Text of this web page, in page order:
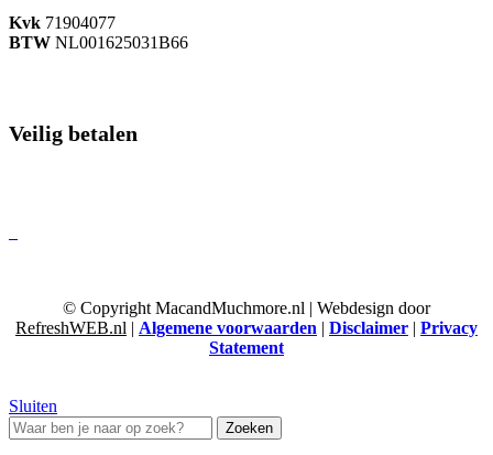
Kvk 71904077
BTW NL001625031B66
Veilig betalen
© Copyright MacandMuchmore.nl | Webdesign door
RefreshWEB.nl | Algemene voorwaarden | Disclaimer | Privacy
Statement
Sluiten
Zoeken